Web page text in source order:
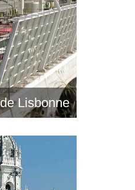
Lisbonne